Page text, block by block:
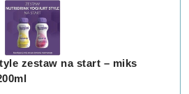
zestaw na start – miks